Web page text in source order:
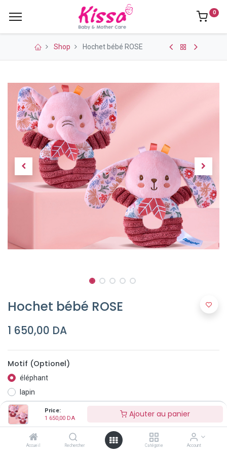
Price:
1 650,00 DA Ajouter au panier
Accueil Rechercher Catégorie Account
0
Shop Hochet bébé ROSE
Hochet bébé ROSE
1 650,00 DA
Motif (Optionel)
éléphant
lapin
Ajouter au panier